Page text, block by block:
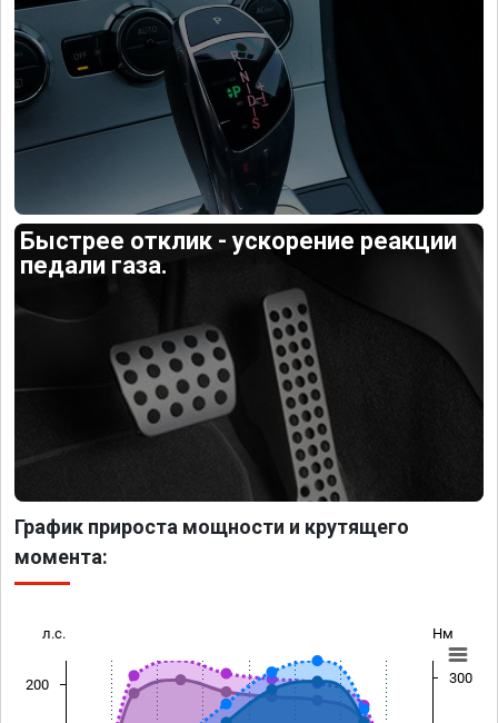
Быстрее отклик - ускорение реакции
педали газа.
График прироста мощности и крутящего
момента:
л.с. Нм
200 300